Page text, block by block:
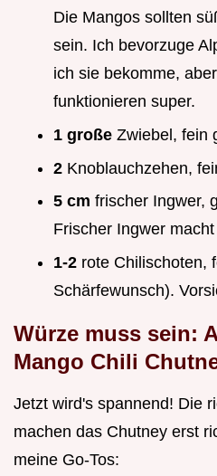
Die Mangos sollten
sein. Ich bevorzuge
ich sie bekomme,
funktionieren super.
1 große Zwiebel, fein
2 Knoblauchzehen,
5 cm frischer Ingwer,
Frischer Ingwer
1-2 rote Chilischoten,
Schärfewunsch).
Würze muss sein:
Mango Chili
Jetzt wird's spannend! Die
machen das Chutney erst
meine Go-Tos: